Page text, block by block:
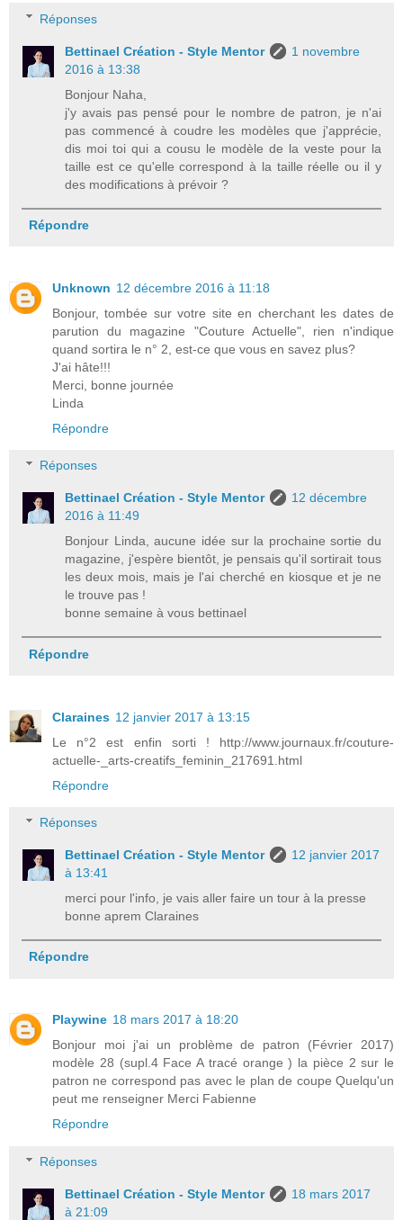
Réponses
Bettinael Création - Style Mentor
1 novembre
2016 à 13:38
Bonjour Naha,
j'y avais pas pensé pour le nombre de patron, je n'ai
pas commencé à coudre les modèles que j'apprécie,
dis moi toi qui a cousu le modèle de la veste pour la
taille est ce qu'elle correspond à la taille réelle ou il y
des modifications à prévoir ?
Répondre
Unknown 12 décembre 2016 à 11:18
Bonjour, tombée sur votre site en cherchant les dates de
parution du magazine "Couture Actuelle", rien n'indique
quand sortira le n° 2, est-ce que vous en savez plus?
J'ai hâte!!!
Merci, bonne journée
Linda
Répondre
Réponses
Bettinael Création - Style Mentor
12 décembre
2016 à 11:49
Bonjour Linda, aucune idée sur la prochaine sortie du
magazine, j'espère bientôt, je pensais qu'il sortirait tous
les deux mois, mais je l'ai cherché en kiosque et je ne
le trouve pas !
bonne semaine à vous bettinael
Répondre
Claraines 12 janvier 2017 à 13:15
Le n°2 est enfin sorti ! http://www.journaux.fr/couture-
actuelle-_arts-creatifs_feminin_217691.html
Répondre
Réponses
Bettinael Création - Style Mentor
12 janvier 2017
à 13:41
merci pour l'info, je vais aller faire un tour à la presse
bonne aprem Claraines
Répondre
Playwine 18 mars 2017 à 18:20
Bonjour moi j'ai un problème de patron (Février 2017)
modèle 28 (supl.4 Face A tracé orange ) la pièce 2 sur le
patron ne correspond pas avec le plan de coupe Quelqu'un
peut me renseigner Merci Fabienne
Répondre
Réponses
Bettinael Création - Style Mentor
18 mars 2017
à 21:09